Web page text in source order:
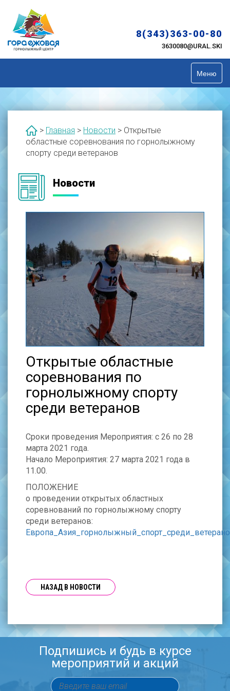
content
8(343)363-00-80
3630080@URAL.SKI
Меню
> Главная > Новости > Открытые
областные соревнования по горнолыжному
спорту среди ветеранов
Новости
Открытые областные
соревнования по
горнолыжному спорту
среди ветеранов
Сроки проведения Мероприятия: с 26 по 28
марта 2021 года.
Начало Мероприятия: 27 марта 2021 года в
11.00.
ПОЛОЖЕНИЕ
о проведении открытых областных
соревнований по горнолыжному спорту
среди ветеранов:
НАЗАД В НОВОСТИ
Подпишись и будь в курсе
мероприятий и акций